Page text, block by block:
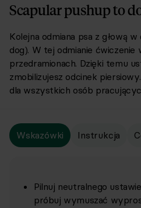
Scapular pushup to
Kolejna odmiana psa z głową
dog). W tej odmianie
przedramionach. Dzięki temu
zmobilizujesz odcinek
dla wszystkich osób
Wskazówki Instrukcja
Pilnuj neutralnego
próbuj wymuszać